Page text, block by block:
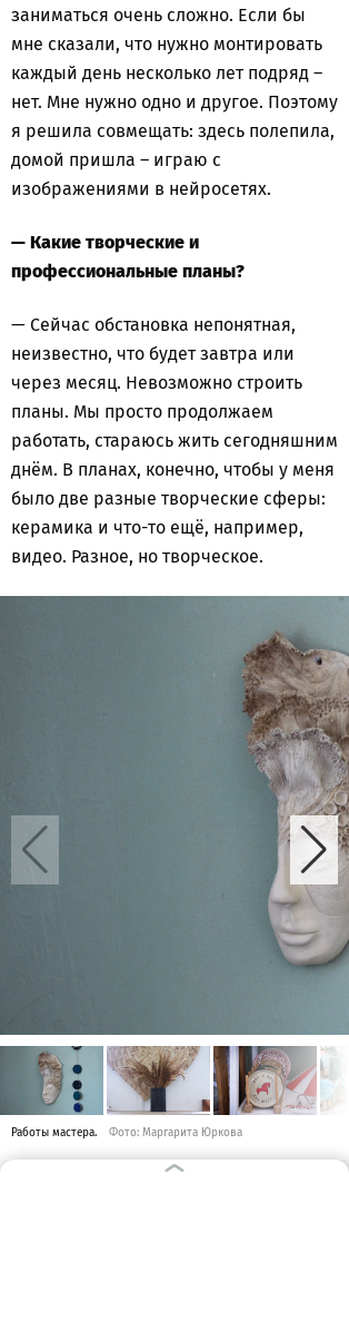
заниматься очень сложно. Если бы
мне сказали, что нужно монтировать
каждый день несколько лет подряд –
нет. Мне нужно одно и другое. Поэтому
я решила совмещать: здесь полепила,
домой пришла – играю с
изображениями в нейросетях.
— Какие творческие и
профессиональные планы?
— Сейчас обстановка непонятная,
неизвестно, что будет завтра или
через месяц. Невозможно строить
планы. Мы просто продолжаем
работать, стараюсь жить сегодняшним
днём. В планах, конечно, чтобы у меня
было две разные творческие сферы:
керамика и что-то ещё, например,
видео. Разное, но творческое.
Работы мастера. Фото: Маргарита Юркова